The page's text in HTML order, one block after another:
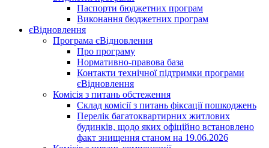
Паспорти бюджетних програм
Виконання бюджетних програм
єВідновлення
Програма єВідновлення
Про програму
Нормативно-правова база
Контакти технічної підтримки програми
єВідновлення
Комісія з питань обстеження
Склад комісії з питань фіксації пошкоджень
Перелік багатоквартирних житлових
будинків, щодо яких офіційно встановлено
факт знищення станом на 19.06.2026